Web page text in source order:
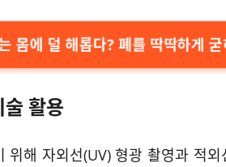
몸에 덜 해롭다? 폐를 딱딱하게 굳
활용
해 자외선(UV) 형광 촬영과 적